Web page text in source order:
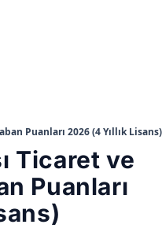
Puanları 2026 (4 Yıllık Lisans)
Ticaret ve
Puanları